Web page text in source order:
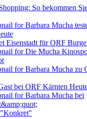
So bekommen
Eisenstadt für ORF
bei ORF Kärnten